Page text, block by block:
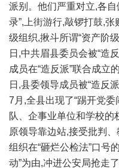
派别。他们严重对立,各
录”,上街游行,敲锣打鼓,张
级组织,揪斗所谓“资产阶
日,中共眉县委员会被“造
成员在“造反派”联合成立
日,县委领导成员被“造反
7月,全县出现了“踢开党
队、企事业单位和学校的
原领导靠边站,接受批判、
组织在“砸烂公检法”口号
动”为由,冲进公安局抢走